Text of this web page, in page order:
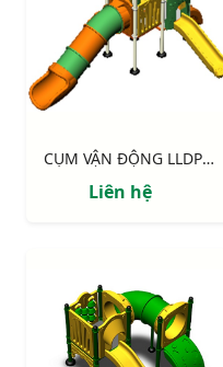
CỤM VẬN ĐỘNG LLDPE NIK124060M
Liên hệ